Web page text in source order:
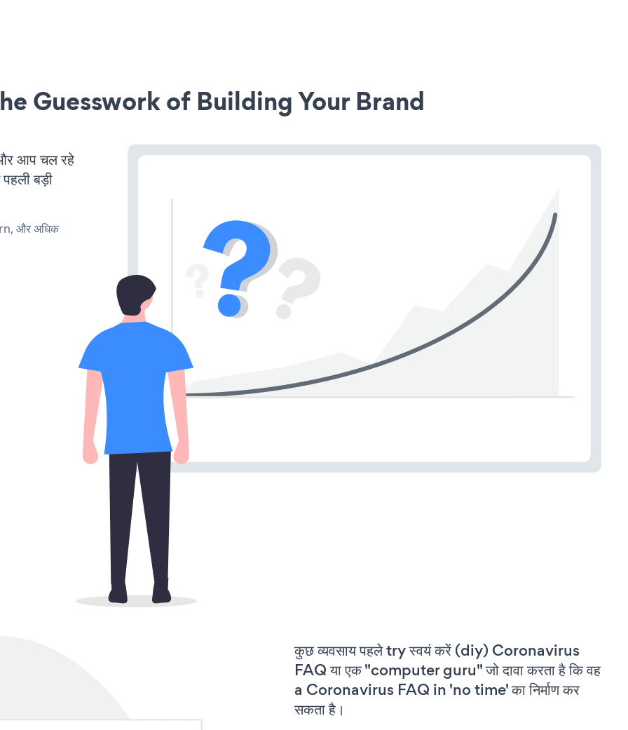
Guesswork of Building Your Brand
आप चल रहे
बड़ी
और अधिक
कुछ व्यवसाय पहले try स्वयं करें (diy) Coronavirus
FAQ या एक "computer guru" जो दावा करता है कि वह
a Coronavirus FAQ in 'no time' का निर्माण कर
सकता है।